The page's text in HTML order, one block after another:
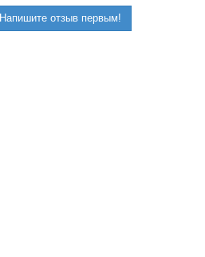
Напишите отзыв первым!